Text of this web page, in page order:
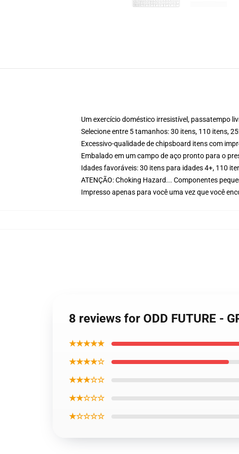
Um exercício doméstico irresistível, passatempo
Selecione entre 5 tamanhos: 30 itens, 110 itens,
Excessivo-qualidade de chipsboard itens com
Embalado em um campo de aço pronto para o
Idades favoráveis: 30 itens para idades 4+, 110
ATENÇÃO: Choking Hazard... Componentes
Impresso apenas para você uma vez que você
8 reviews for ODD FUTURE -
★★★★★
★★★★☆
★★★☆☆
★★☆☆☆
★☆☆☆☆